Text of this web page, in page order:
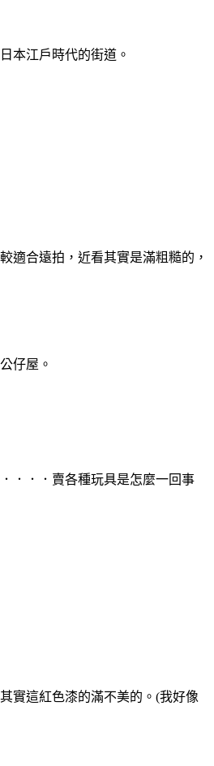
本江戶時代的街道。
適合遠拍，近看其實是滿粗糙的，
仔屋。
．．．賣各種玩具是怎麼一回事
實這紅色漆的滿不美的。(我好像